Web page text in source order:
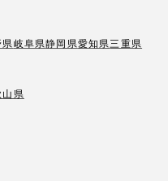
岐阜県静岡県愛知県三重県
県